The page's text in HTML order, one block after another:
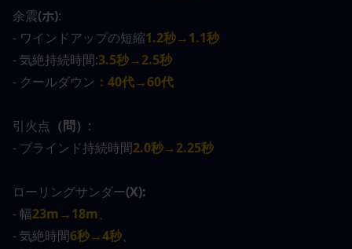
余震(ホ):
- ワインドアップの短縮1.2秒→1.1秒
- 気絶持続時間:3.5秒→2.5秒
- クールダウン ：40代→60代
引火点 （問） :
- ブラインド持続時間2.0秒→2.25秒
ローリングサンダー(X):
- 幅23m→18m、
- 気絶時間6秒→4秒、